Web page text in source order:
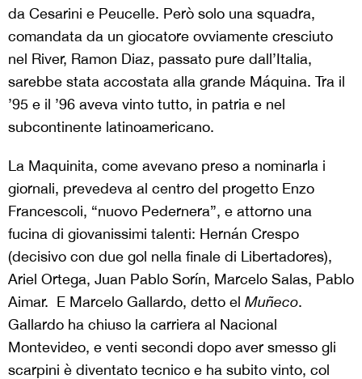
da Cesarini e Peucelle. Però solo una squadra,
comandata da un giocatore ovviamente cresciuto
nel River, Ramon Diaz, passato pure dall’Italia,
sarebbe stata accostata alla grande Máquina. Tra il
’95 e il ’96 aveva vinto tutto, in patria e nel
subcontinente latinoamericano.
La Maquinita, come avevano preso a nominarla i
giornali, prevedeva al centro del progetto Enzo
Francescoli, “nuovo Pedernera”, e attorno una
fucina di giovanissimi talenti: Hernán Crespo
(decisivo con due gol nella finale di Libertadores),
Ariel Ortega, Juan Pablo Sorín, Marcelo Salas, Pablo
Aimar. E Marcelo Gallardo, detto el Muñeco.
Gallardo ha chiuso la carriera al Nacional
Montevideo, e venti secondi dopo aver smesso gli
scarpini è diventato tecnico e ha subito vinto, col